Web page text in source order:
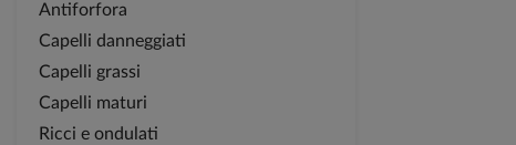
Antiforfora
Capelli danneggiati
Capelli grassi
Capelli maturi
Ricci e ondulati